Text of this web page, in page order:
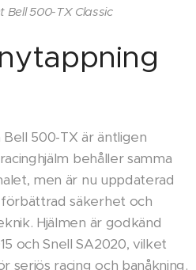
Bell 500-TX Classic
500-TX är äntligen
behåller samma
men är nu uppdaterad
säkerhet och
Hjälmen är godkänd
och Snell SA2020, vilket
seriös racing och banåkning.